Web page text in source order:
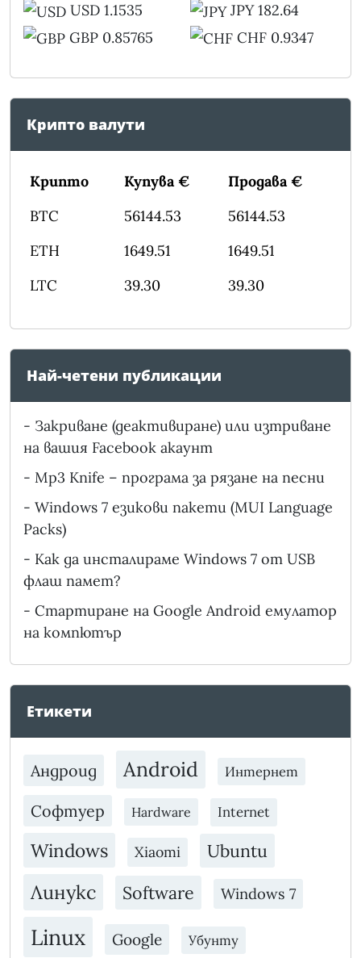
USD 1.1535
GBP 0.85765
JPY 182.64
CHF 0.9347
Крипто валути
Крипто Купува €
Продава €
BTC
56144.53
56144.53
ETH
1649.51
1649.51
LTC
39.30 39.30
Най-четени публикации
- Закриване (деактивиране) или изтриване
на вашия Facebook акаунт
- Mp3 Knife – програма за рязане на песни
- Windows 7 езикови пакети (MUI Language
Packs)
- Как да инсталираме Windows 7 от USB
флаш памет?
- Стартиране на Google Android емулатор
на компютър
Етикети
Андроид Android Интернет
Софтуер Hardware Internet
Windows Xiaomi Ubuntu
Линукс Software Windows 7
Linux Google Убунту